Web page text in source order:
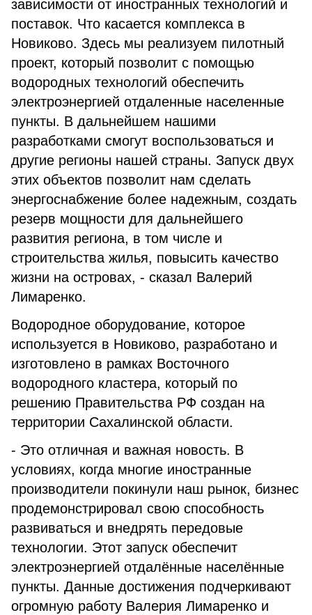
зависимости от иностранных технологий и
поставок. Что касается комплекса в
Новиково. Здесь мы реализуем пилотный
проект, который позволит с помощью
водородных технологий обеспечить
электроэнергией отдаленные населенные
пункты. В дальнейшем нашими
разработками смогут воспользоваться и
другие регионы нашей страны. Запуск двух
этих объектов позволит нам сделать
энергоснабжение более надежным, создать
резерв мощности для дальнейшего
развития региона, в том числе и
строительства жилья, повысить качество
жизни на островах, - сказал Валерий
Лимаренко.
Водородное оборудование, которое
используется в Новиково, разработано и
изготовлено в рамках Восточного
водородного кластера, который по
решению Правительства РФ создан на
территории Сахалинской области.
- Это отличная и важная новость. В
условиях, когда многие иностранные
производители покинули наш рынок, бизнес
продемонстрировал свою способность
развиваться и внедрять передовые
технологии. Этот запуск обеспечит
электроэнергией отдалённые населённые
пункты. Данные достижения подчеркивают
огромную работу Валерия Лимаренко и